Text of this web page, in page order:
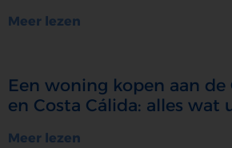
Meer lezen
Een woning kopen aan de
en Costa Cálida: alles wat
Meer lezen